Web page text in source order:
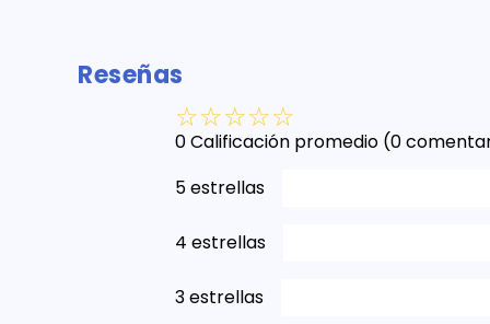
Reseñas
☆☆☆☆☆
0 Calificación promedio (0
5 estrellas
4 estrellas
3 estrellas